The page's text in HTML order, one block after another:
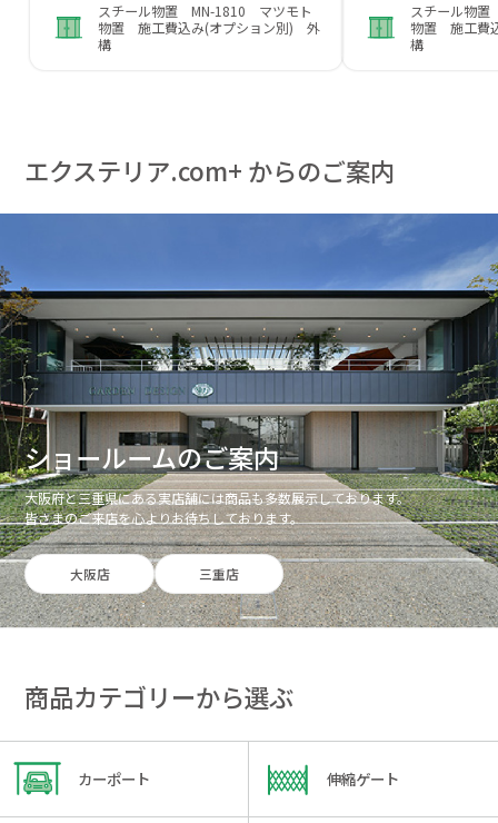
スチール物置 MN-1810 マツモト
物置 施工費込み(オプション別) 外
構
スチール物
物置 施工費
構
エクステリア.com+ からのご案内
ショールームのご案内
大阪府と三重県にある実店舗には商品も多数展示しております。
皆さまのご来店を心よりお待ちしております。
大阪店 三重店
商品カテゴリーから選ぶ
カーポート 伸縮ゲート